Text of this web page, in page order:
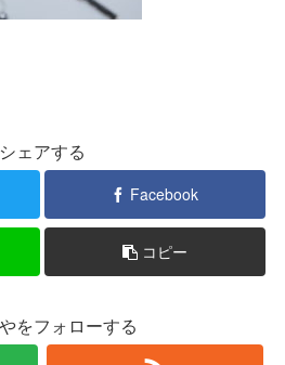
シェアする
Facebook
コピー
をフォローする